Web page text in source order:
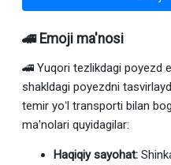
🚄 Emoji ma'nosi
🚄 Yuqori tezlikdagi poyezd
shakldagi poyezdni
temir yoʻl transporti bilan
ma'nolari quyidagilar:
Haqiqiy sayohat: